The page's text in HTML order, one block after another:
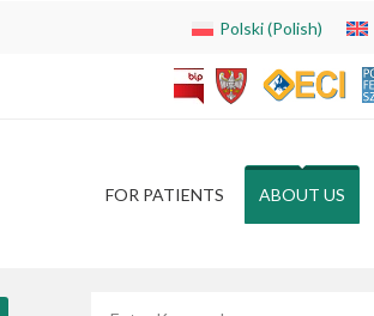
Polski(Polish)
FOR PATIENTS ABOUT US